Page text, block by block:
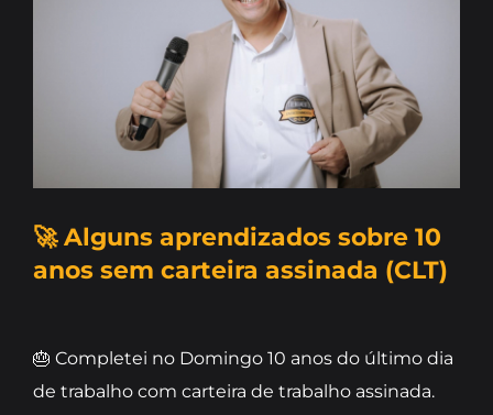
Narração
🚀 Alguns aprendizados sobre 10
anos sem carteira assinada (CLT)
🎂 Completei no Domingo 10 anos do último dia
de trabalho com carteira de trabalho assinada.